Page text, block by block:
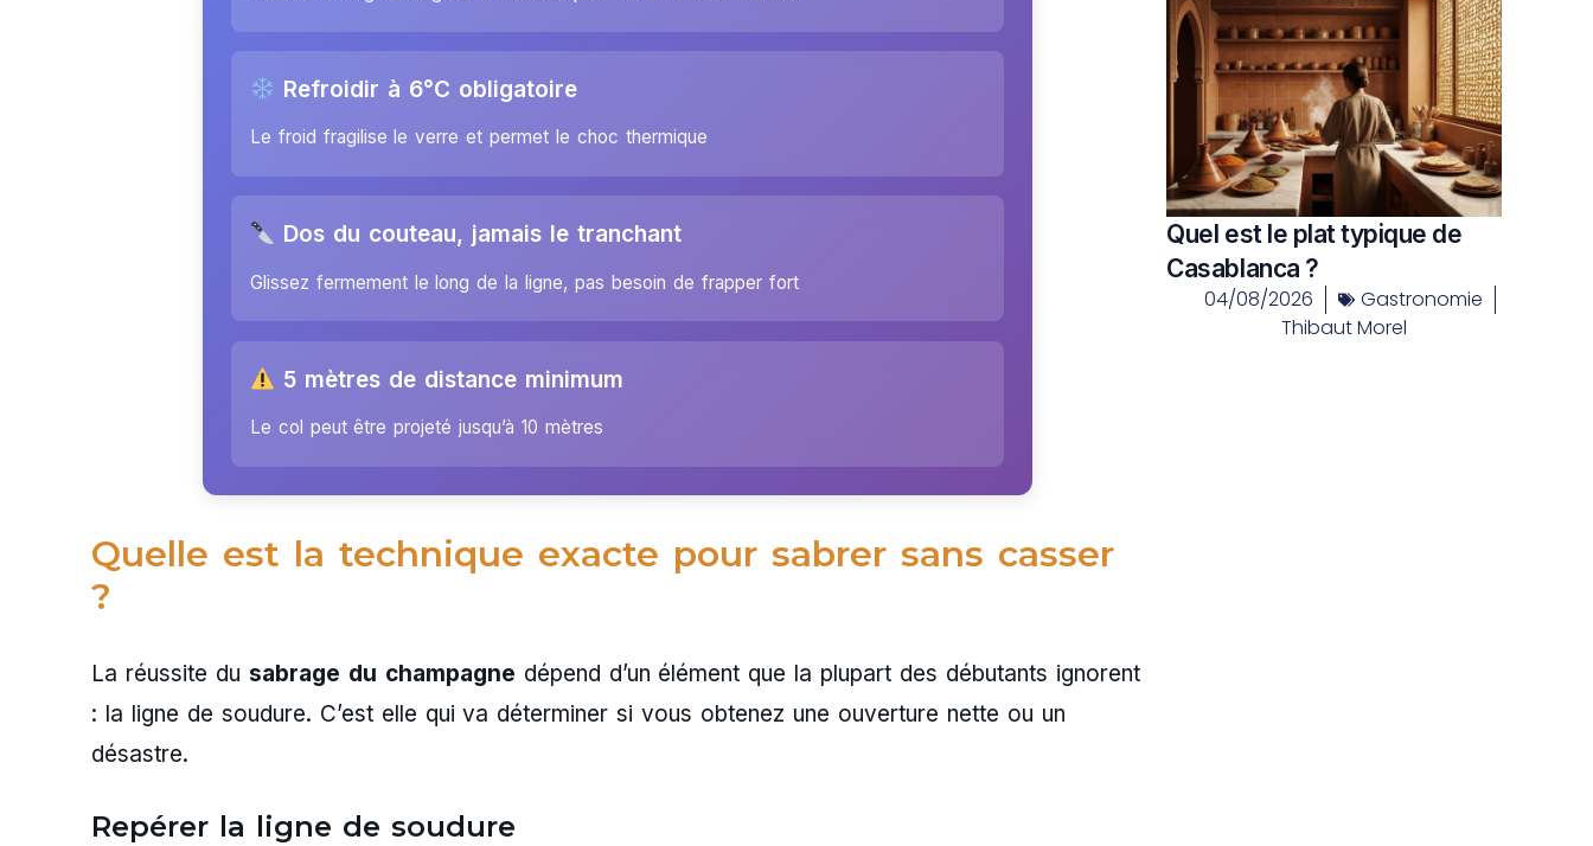
Refroidir à 6°C obligatoire
Le froid fragilise le verre et permet le choc thermique
Dos du couteau, jamais le tranchant
Glissez fermement le long de la ligne, pas besoin de frapper fort
5 mètres de distance minimum
Le col peut être projeté jusqu’à 10 mètres
Quelle est la technique exacte pour sabrer sans casser
?
La réussite du sabrage du champagne dépend d’un élément que la plupart des débutants ignorent
: la ligne de soudure. C’est elle qui va déterminer si vous obtenez une ouverture nette ou un
désastre.
Repérer la ligne de soudure
Quel est le plat typique de
Casablanca ?
04/08/2026
Gastronomie
Thibaut Morel